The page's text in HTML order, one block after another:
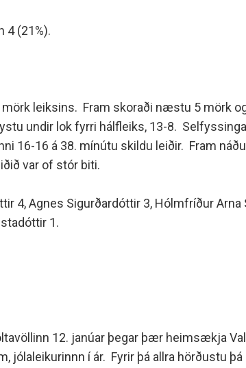
4 (21%).
leiksins. Fram skoraði næstu 5 mörk
undir lok fyrri hálfleiks, 13-8.
16-16 á 38. mínútu skildu leiðir. Fram
var of stór biti.
4, Agnes Sigurðardóttir 3, Hólmfríður
1.
12. janúar þegar þær heimsækja
í ár. Fyrir þá allra hörðustu